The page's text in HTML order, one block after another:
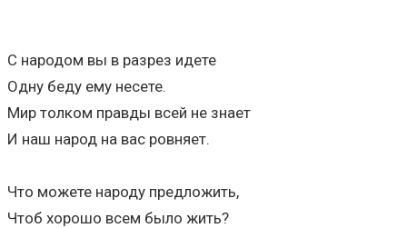
С народом вы в разрез идете
Одну беду ему несете.
Мир толком правды всей не знает
И наш народ на вас ровняет.
Что можете народу предложить,
Чтоб хорошо всем было жить?